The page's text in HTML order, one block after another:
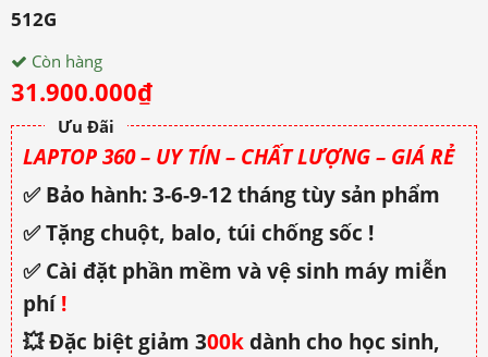
512G
Còn hàng
31.900.000₫
Ưu Đãi
LAPTOP 360 – UY TÍN – CHẤT LƯỢNG – GIÁ RẺ
✅ Bảo hành: 3-6-9-12 tháng tùy sản phẩm
✅ Tặng chuột, balo, túi chống sốc !
✅ Cài đặt phần mềm và vệ sinh máy miễn
phí!
💥 Đặc biệt giảm 300kdành cho học sinh,